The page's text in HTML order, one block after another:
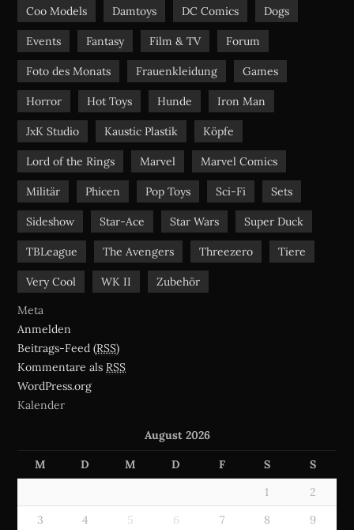
Coo Models Damtoys DC Comics Dogs
Events Fantasy Film & TV Forum
Foto des Monats Frauenkleidung Games
Horror Hot Toys Hunde Iron Man
JxK Studio Kaustic Plastik Köpfe
Lord of the Rings Marvel Marvel Comics
Militär Phicen Pop Toys Sci-Fi Sets
Sideshow Star-Ace Star Wars Super Duck
TBLeague The Avengers Threezero Tiere
Very Cool WK II
Zubehör
Meta
Anmelden
Beitrags-Feed (RSS)
Kommentare als RSS
WordPress.org
Kalender
August 2026
M D M D F S S
1
2
3
4 5 6 7 8
9